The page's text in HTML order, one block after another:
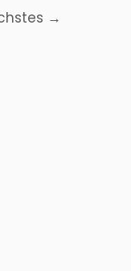
→